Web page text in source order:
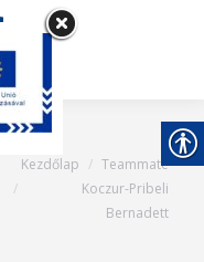
Most itt vagy:
Kezdőlap
Teammate
Koczur-Pribeli
Bernadett